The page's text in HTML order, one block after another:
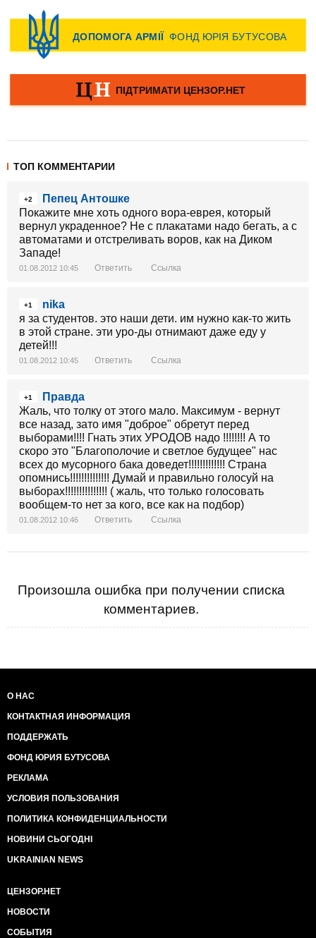
ТОП КОММЕНТАРИИ
+2
Пепец Антошке
Покажите мне хоть одного вора-еврея, который
вернул украденное? Не с плакатами надо бегать, а с
автоматами и отстреливать воров, как на Диком
Западе!
01.08.2012 10:45 Ответить Ссылка
+1
nika
я за студентов. это наши дети. им нужно как-то жить
в этой стране. эти уро-ды отнимают даже еду у
детей!!!
01.08.2012 10:45 Ответить Ссылка
+1
Правда
Жаль, что толку от этого мало. Максимум - вернут
все назад, зато имя "доброе" обретут перед
выборами!!!! Гнать этих УРОДОВ надо !!!!!!!! А то
скоро это "Благополочие и светлое будущее" нас
всех до мусорного бака доведет!!!!!!!!!!!!! Страна
опомнись!!!!!!!!!!!!!! Думай и правильно голосуй на
выборах!!!!!!!!!!!!!!! ( жаль, что только голосовать
вообщем-то нет за кого, все как на подбор)
01.08.2012 10:46 Ответить Ссылка
Произошла ошибка при получении списка
комментариев.
О НАС
КОНТАКТНАЯ ИНФОРМАЦИЯ
ПОДДЕРЖАТЬ
ФОНД ЮРИЯ БУТУСОВА
РЕКЛАМА
УСЛОВИЯ ПОЛЬЗОВАНИЯ
ПОЛИТИКА КОНФИДЕНЦИАЛЬНОСТИ
НОВИНИ СЬОГОДНІ
UKRAINIAN NEWS
ЦЕНЗОР.НЕТ
НОВОСТИ
СОБЫТИЯ